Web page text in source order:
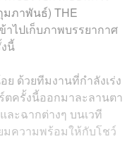
มภาพันธ์) THE
าไปเก็บภาพบรรยากาศ
นี้
ด้วยทีมงานที่กำลังเร่ง
ตครั้งนี้ออกมาละลานตา
ะฉากต่างๆ บนเวที
มความพร้อมให้กับโชว์